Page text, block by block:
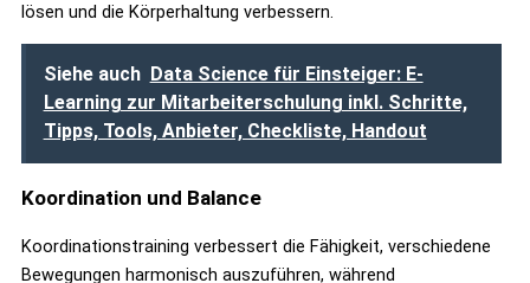
lösen und die Körperhaltung verbessern.
Siehe auch
Data Science für Einsteiger: E-
Learning zur Mitarbeiterschulung inkl. Schritte,
Tipps, Tools, Anbieter, Checkliste, Handout
Koordination und Balance
Koordinationstraining verbessert die Fähigkeit, verschiedene
Bewegungen harmonisch auszuführen, während